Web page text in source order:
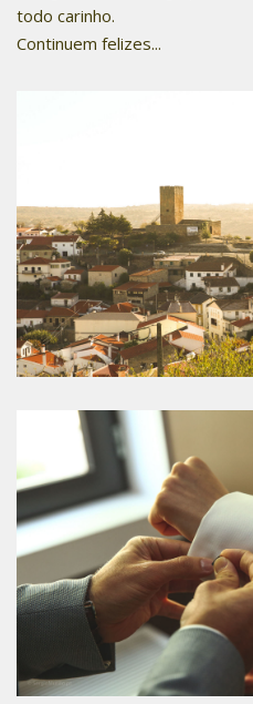
todo carinho.
Continuem felizes...